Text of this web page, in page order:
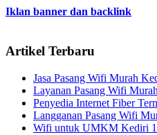
Iklan banner dan backlink
Artikel Terbaru
Jasa Pasang Wifi Murah
Layanan Pasang Wifi
Penyedia Internet Fiber
Langganan Pasang Wifi
Wifi untuk UMKM Kediri